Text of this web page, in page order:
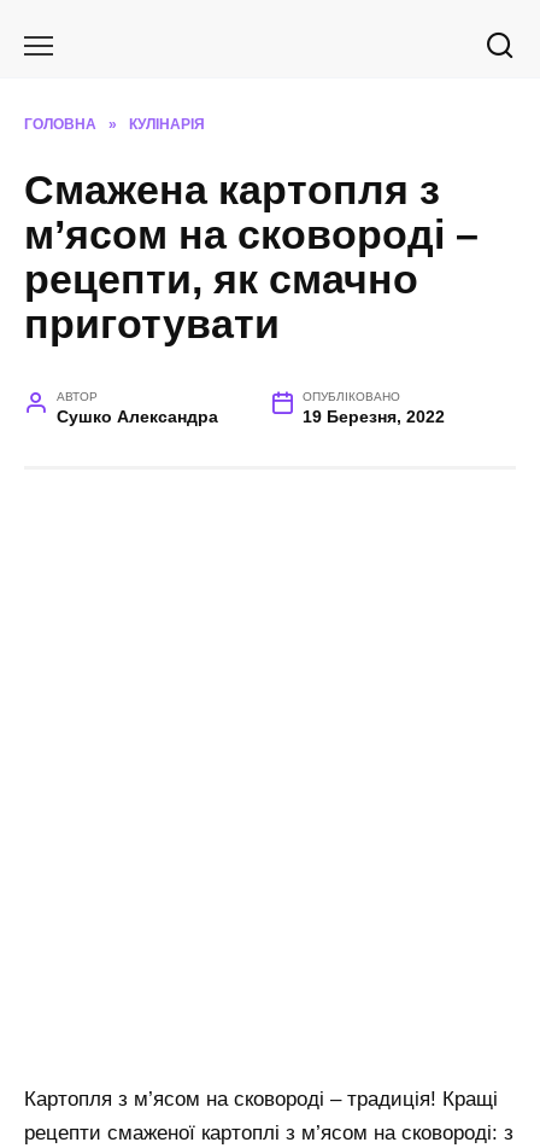
ГОЛОВНА » КУЛІНАРІЯ
Смажена картопля з
м’ясом на сковороді –
рецепти, як смачно
приготувати
АВТОР
Сушко Александра
ОПУБЛІКОВАНО
19 Березня, 2022
Картопля з м’ясом на сковороді – традиція! Кращі
рецепти смаженої картоплі з м’ясом на сковороді: з